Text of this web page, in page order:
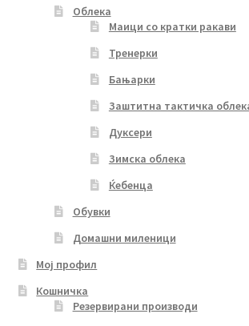
Облека
Маици со кратки ракави
Тренерки
Бањарки
Заштитна тактичка
Дуксери
Зимска облека
Ќебенца
Обувки
Домашни миленици
Мој профил
Кошничка
Резервирани производи